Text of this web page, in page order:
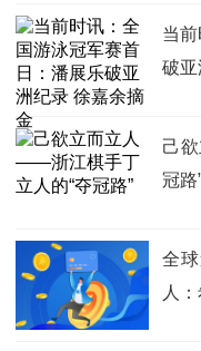
当
破亚
己
冠路
全
人